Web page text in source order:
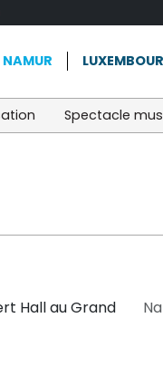
NAMUR
Spectacle
Hall au Grand